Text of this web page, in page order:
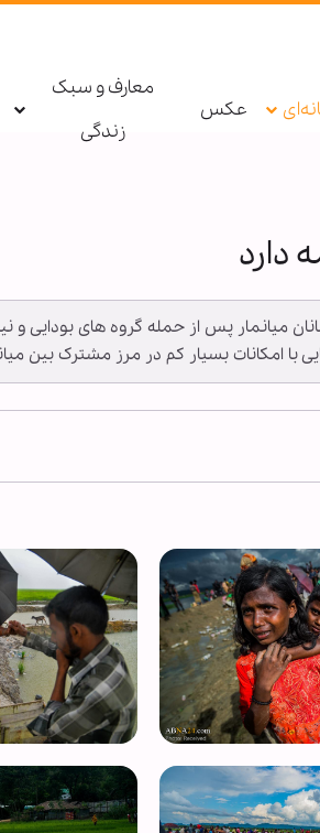
عکس
معارف و سبک
زندگی
دارد
میانمار پس از حمله گروه های بودایی
با امکانات بسیار کم در مرز مشترک بین